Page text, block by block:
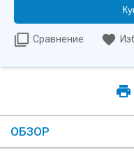
Сравнение
ОБЗОР